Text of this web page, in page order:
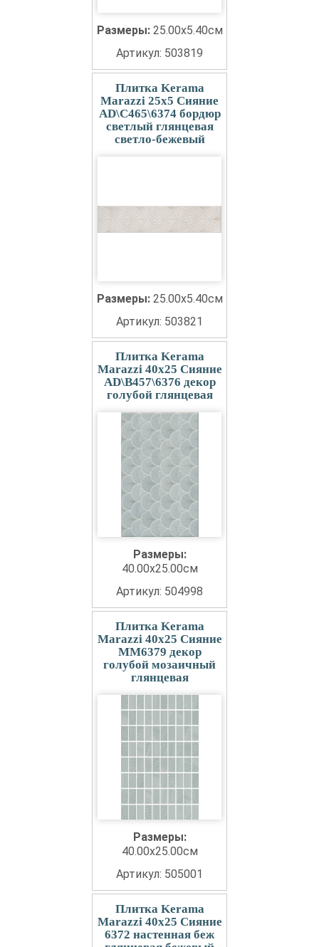
Размеры: 25.00x5.40см
Артикул: 503819
Плитка Kerama
Marazzi 25x5 Сияние
AD\C465\6374 бордюр
светлый глянцевая
светло-бежевый
Размеры: 25.00x5.40см
Артикул: 503821
Плитка Kerama
Marazzi 40x25 Сияние
AD\B457\6376 декор
голубой глянцевая
Размеры:
40.00x25.00см
Артикул: 504998
Плитка Kerama
Marazzi 40x25 Сияние
MM6379 декор
голубой мозаичный
глянцевая
Размеры:
40.00x25.00см
Артикул: 505001
Плитка Kerama
Marazzi 40x25 Сияние
6372 настенная беж